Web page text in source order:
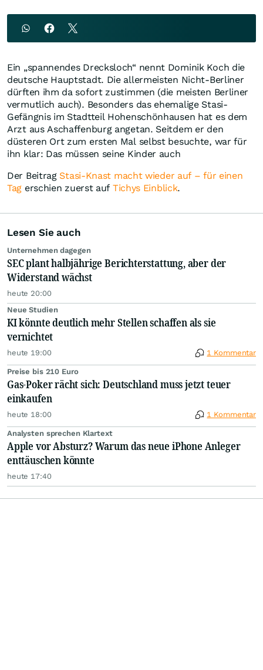
Ein „spannendes Drecksloch“ nennt Dominik Koch die
deutsche Hauptstadt. Die allermeisten Nicht-Berliner
dürften ihm da sofort zustimmen (die meisten Berliner
vermutlich auch). Besonders das ehemalige Stasi-
Gefängnis im Stadtteil Hohenschönhausen hat es dem
Arzt aus Aschaffenburg angetan. Seitdem er den
düsteren Ort zum ersten Mal selbst besuchte, war für
ihn klar: Das müssen seine Kinder auch
Der Beitrag Stasi-Knast macht wieder auf – für einen
Tag erschien zuerst auf Tichys Einblick.
Lesen Sie auch
Unternehmen dagegen
SEC plant halbjährige Berichterstattung, aber der
Widerstand wächst
heute 20:00
Neue Studien
KI könnte deutlich mehr Stellen schaffen als sie
vernichtet
heute 19:00 1 Kommentar
Preise bis 210 Euro
Gas-Poker rächt sich: Deutschland muss jetzt teuer
einkaufen
heute 18:00 1 Kommentar
Analysten sprechen Klartext
Apple vor Absturz? Warum das neue iPhone Anleger
enttäuschen könnte
heute 17:40